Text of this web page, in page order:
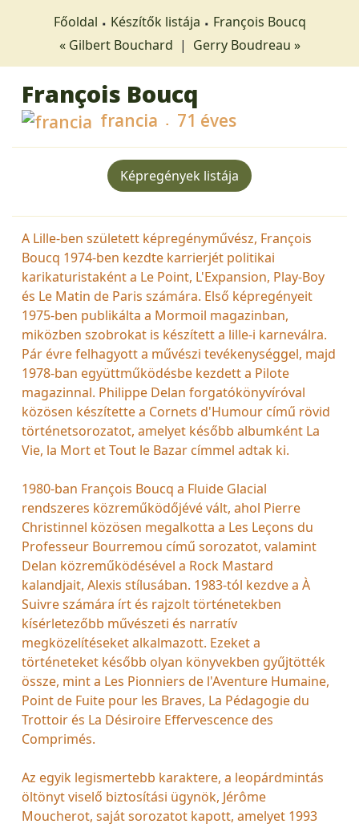
Főoldal Készítők listája
François Boucq
« Gilbert Bouchard | Gerry Boudreau »
François Boucq
francia 71 éves
Képregények listája
A Lille-ben született képregényművész, François
Boucq 1974-ben kezdte karrierjét politikai
karikaturistaként a Le Point, L'Expansion, Play-Boy
és Le Matin de Paris számára. Első képregényeit
1975-ben publikálta a Mormoil magazinban,
miközben szobrokat is készített a lille-i karneválra.
Pár évre felhagyott a művészi tevékenységgel, majd
1978-ban együttműködésbe kezdett a Pilote
magazinnal. Philippe Delan forgatókönyvíróval
közösen készítette a Cornets d'Humour című rövid
történetsorozatot, amelyet később albumként La
Vie, la Mort et Tout le Bazar címmel adtak ki.
1980-ban François Boucq a Fluide Glacial
rendszeres közreműködőjévé vált, ahol Pierre
Christinnel közösen megalkotta a Les Leçons du
Professeur Bourremou című sorozatot, valamint
Delan közreműködésével a Rock Mastard
kalandjait, Alexis stílusában. 1983-tól kezdve a À
Suivre számára írt és rajzolt történetekben
kísérletezőbb művészeti és narratív
megközelítéseket alkalmazott. Ezeket a
történeteket később olyan könyvekben gyűjtötték
össze, mint a Les Pionniers de l'Aventure Humaine,
Point de Fuite pour les Braves, La Pédagogie du
Trottoir és La Désiroire Effervescence des
Comprimés.
Az egyik legismertebb karaktere, a leopárdmintás
öltönyt viselő biztosítási ügynök, Jérôme
Moucherot, saját sorozatot kapott, amelyet 1993